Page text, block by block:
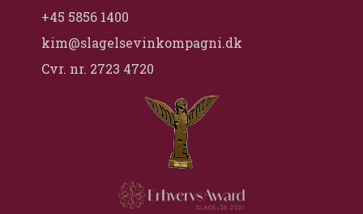
+45 5856 1400
kim@slagelsevinkompagni.dk
Cvr. nr. 2723 4720